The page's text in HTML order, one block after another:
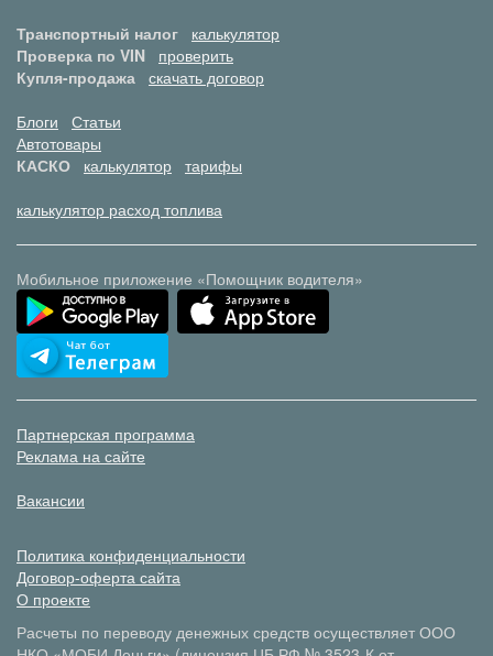
Транспортный налог
калькулятор
Проверка по VIN
проверить
Купля-продажа скачать договор
Блоги
Статьи
Автотовары
КАСКО
калькулятор тарифы
калькулятор расход топлива
Мобильное приложение «Помощник водителя»
Партнерская программа
Реклама на сайте
Вакансии
Политика конфиденциальности
Договор-оферта сайта
О проекте
Расчеты по переводу денежных средств осуществляет ООО